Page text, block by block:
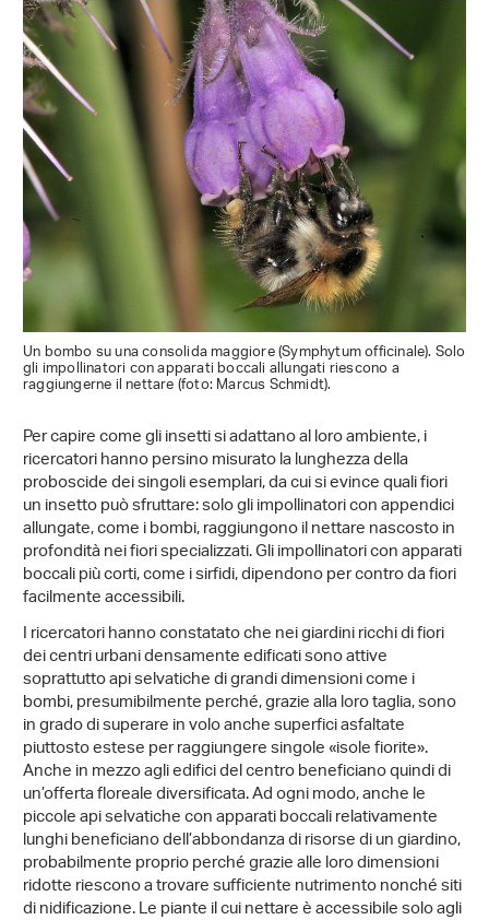
Un bombo su una consolida maggiore (Symphytum officinale). Solo
gli impollinatori con apparati boccali allungati riescono a
raggiungerne il nettare (foto: Marcus Schmidt).
Per capire come gli insetti si adattano al loro ambiente, i
ricercatori hanno persino misurato la lunghezza della
proboscide dei singoli esemplari, da cui si evince quali fiori
un insetto può sfruttare: solo gli impollinatori con appendici
allungate, come i bombi, raggiungono il nettare nascosto in
profondità nei fiori specializzati. Gli impollinatori con apparati
boccali più corti, come i sirfidi, dipendono per contro da fiori
facilmente accessibili.
I ricercatori hanno constatato che nei giardini ricchi di fiori
dei centri urbani densamente edificati sono attive
soprattutto api selvatiche di grandi dimensioni come i
bombi, presumibilmente perché, grazie alla loro taglia, sono
in grado di superare in volo anche superfici asfaltate
piuttosto estese per raggiungere singole «isole fiorite».
Anche in mezzo agli edifici del centro beneficiano quindi di
un’offerta floreale diversificata. Ad ogni modo, anche le
piccole api selvatiche con apparati boccali relativamente
lunghi beneficiano dell’abbondanza di risorse di un giardino,
probabilmente proprio perché grazie alle loro dimensioni
ridotte riescono a trovare sufficiente nutrimento nonché siti
di nidificazione. Le piante il cui nettare è accessibile solo agli